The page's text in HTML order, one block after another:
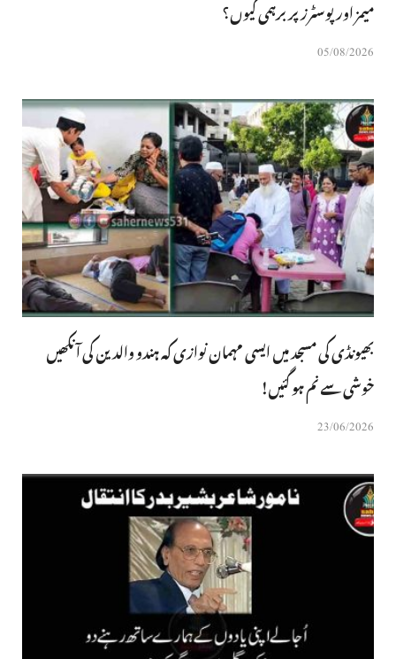
میمز اور پوسٹرز پر برہمی کیوں؟
05/08/2026
بھیونڈی کی مسجد میں ایسی مہمان نوازی کہ ہندو والدین کی آنکھیں
خوشی سے نم ہو گئیں!
23/06/2026